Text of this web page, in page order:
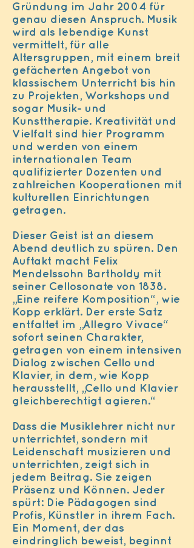
Gründung im Jahr 2004 für
genau diesen Anspruch. Musik
wird als lebendige Kunst
vermittelt, für alle
Altersgruppen, mit einem breit
gefächerten Angebot von
klassischem Unterricht bis hin
zu Projekten, Workshops und
sogar Musik- und
Kunsttherapie. Kreativität und
Vielfalt sind hier Programm
und werden von einem
internationalen Team
qualifizierter Dozenten und
zahlreichen Kooperationen mit
kulturellen Einrichtungen
getragen.
Dieser Geist ist an diesem
Abend deutlich zu spüren. Den
Auftakt macht Felix
Mendelssohn Bartholdy mit
seiner Cellosonate von 1838.
„Eine reifere Komposition“, wie
Kopp erklärt. Der erste Satz
entfaltet im „Allegro Vivace“
sofort seinen Charakter,
getragen von einem intensiven
Dialog zwischen Cello und
Klavier, in dem, wie Kopp
herausstellt, „Cello und Klavier
gleichberechtigt agieren.“
Dass die Musiklehrer nicht nur
unterrichtet, sondern mit
Leidenschaft musizieren und
unterrichten, zeigt sich in
jedem Beitrag. Sie zeigen
Präsenz und Können. Jeder
spürt: Die Pädagogen sind
Profis, Künstler in ihrem Fach.
Ein Moment, der das
eindringlich beweist, beginnt